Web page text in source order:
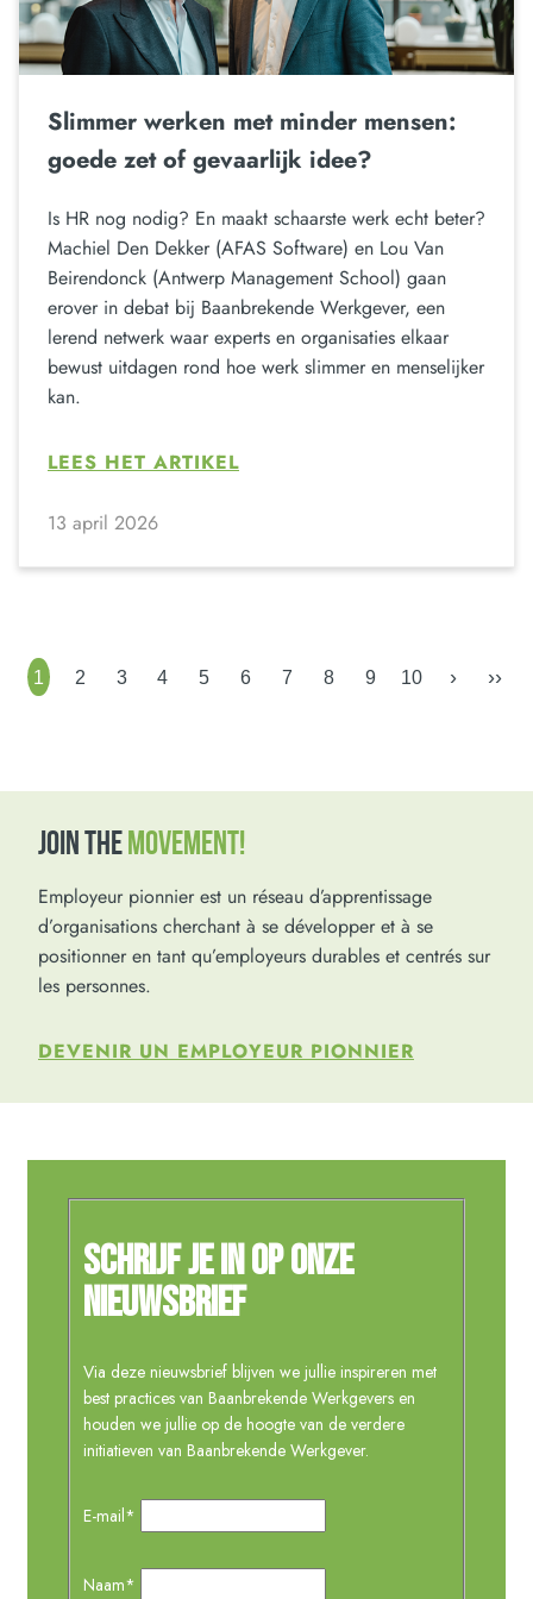
Slimmer werken met minder mensen:
goede zet of gevaarlijk idee?
Is HR nog nodig? En maakt schaarste werk echt beter?
Machiel Den Dekker (AFAS Software) en Lou Van
Beirendonck (Antwerp Management School) gaan
erover in debat bij Baanbrekende Werkgever, een
lerend netwerk waar experts en organisaties elkaar
bewust uitdagen rond hoe werk slimmer en menselijker
kan.
LEES HET ARTIKEL
13 april 2026
1 2 3 4 5 6 7 8 9 10 › ››
JOIN THEMOVEMENT!
Employeur pionnier est un réseau d’apprentissage
d’organisations cherchant à se développer et à se
positionner en tant qu’employeurs durables et centrés sur
les personnes.
DEVENIR UN EMPLOYEUR PIONNIER